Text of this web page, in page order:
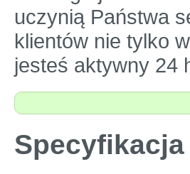
uczynią Państwa
klientów nie tylko
jesteś aktywny 24